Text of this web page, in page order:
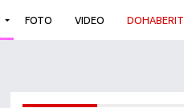
FOTO VIDEO